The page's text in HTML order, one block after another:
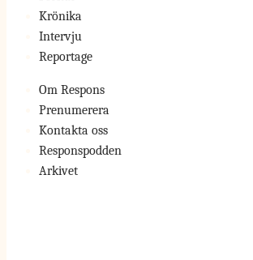
Krönika
Intervju
Reportage
Om Respons
Prenumerera
Kontakta oss
Responspodden
Arkivet